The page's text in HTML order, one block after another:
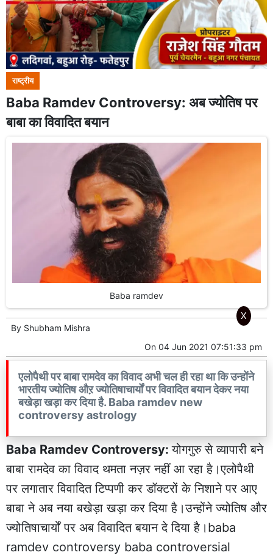
राष्ट्रीय
Baba Ramdev Controversy: अब ज्योतिष पर
बाबा का विवादित बयान
Baba ramdev
By Shubham Mishra
On 04 Jun 2021 07:51:33 pm
एलोपैथी पर बाबा रामदेव का विवाद अभी चल ही रहा था कि उन्होंने
भारतीय ज्योतिष औऱ ज्योतिषाचार्यों पर विवादित बयान देकर नया
बखेड़ा खड़ा कर दिया है. Baba ramdev new
controversy astrology
Baba Ramdev Controversy:योगगुरु से व्यापारी बने
बाबा रामदेव का विवाद थमता नज़र नहीं आ रहा है।एलोपैथी
पर लगातार विवादित टिप्पणी कर डॉक्टरों के निशाने पर आए
बाबा ने अब नया बखेड़ा खड़ा कर दिया है।उन्होंने ज्योतिष और
ज्योतिषाचार्यों पर अब विवादित बयान दे दिया है।baba
ramdev controversy baba controversial
X